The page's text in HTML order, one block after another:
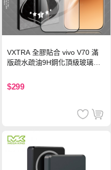
VXTRA 全膠貼合 vivo V70 滿
版疏水疏油9H鋼化頂級玻璃貼
$299